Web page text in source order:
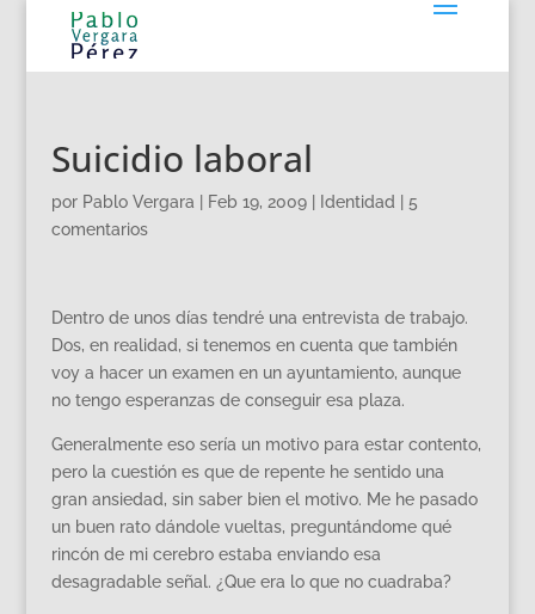
Suicidio laboral
por Pablo Vergara Feb 19, 2009| Identidad
5
comentarios
Dentro de unos días tendré una entrevista de trabajo.
Dos, en realidad, si tenemos en cuenta que también
voy a hacer un examen en un ayuntamiento, aunque
no tengo esperanzas de conseguir esa plaza.
Generalmente eso sería un motivo para estar contento,
pero la cuestión es que de repente he sentido una
gran ansiedad, sin saber bien el motivo. Me he pasado
un buen rato dándole vueltas, preguntándome qué
rincón de mi cerebro estaba enviando esa
desagradable señal. ¿Que era lo que no cuadraba?